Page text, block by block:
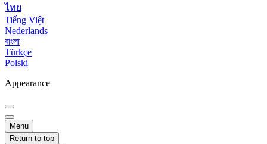
ไทย
Tiếng Việt
Nederlands
বাংলা
Türkçe
Polski
Appearance
Menu
Return to top